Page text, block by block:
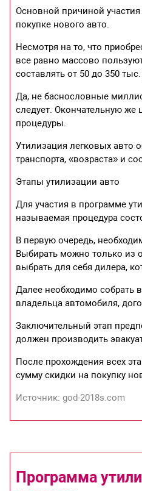
Основной причиной
покупке нового авто.
Несмотря на то, что
все равно массово
составлять от 50 до 350
Да, не баснословные
следует. Окончательную же
процедуры.
Утилизация легковых авто
транспорта, «возраста» и
Этапы утилизации авто
Для участия в программе
называемая процедура
В первую очередь,
Выбирать можно только из
выбрать для себя дилера,
Далее необходимо собрать
владельца автомобиля,
Заключительный этап
должен производить
После прохождения всех
сумму скидки на покупку
Источник: god-2018s.com
Программа